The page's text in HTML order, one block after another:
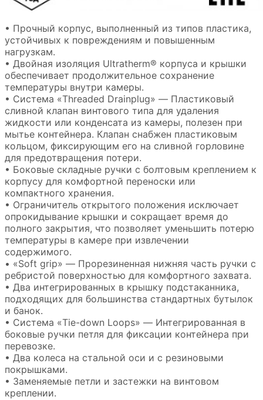
• Прочный корпус, выполненный из типов пластика,
устойчивых к повреждениям и повышенным
нагрузкам.
• Двойная изоляция Ultratherm® корпуса и крышки
обеспечивает продолжительное сохранение
температуры внутри камеры.
• Система «Threaded Drainplug» — Пластиковый
сливной клапан винтового типа для удаления
жидкости или конденсата из камеры, полезен при
мытье контейнера. Клапан снабжен пластиковым
кольцом, фиксирующим его на сливной горловине
для предотвращения потери.
• Боковые складные ручки с болтовым креплением к
корпусу для комфортной переноски или
компактного хранения.
• Ограничитель открытого положения исключает
опрокидывание крышки и сокращает время до
полного закрытия, что позволяет уменьшить потерю
температуры в камере при извлечении
содержимого.
• «Soft grip» — Прорезиненная нижняя часть ручки с
ребристой поверхностью для комфортного захвата.
• Два интегрированных в крышку подстаканника,
подходящих для большинства стандартных бутылок
и банок.
• Система «Tie-down Loops» — Интегрированная в
боковые ручки петля для фиксации контейнера при
перевозке.
• Два колеса на стальной оси и с резиновыми
покрышками.
• Заменяемые петли и застежки на винтовом
креплении.